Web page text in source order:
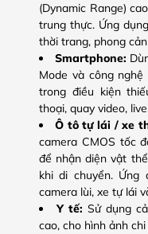
(Dynamic Range)
trung thực. Ứng
thời trang, phong
Smartphone:
Mode và công
trong điều kiện
thoại, quay video,
Ô tô tự lái / xe
camera CMOS tốc
để nhận diện vật
khi di chuyển. Ứng
camera lùi, xe tự lái
Y tế: Sử dụng
cao, cho hình ảnh